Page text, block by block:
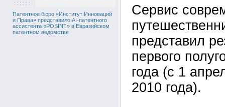
Патентное бюро «Институт Инноваций
и Права» представило AI-патентного
ассистента «POSINT» в Евразийском
патентном ведомстве
Сервис
представил
первого
года (с 1
2010 года).